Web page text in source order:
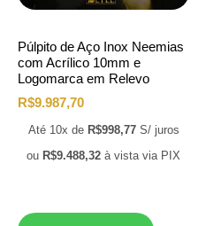
Púlpito de Aço Inox Neemias
com Acrílico 10mm e
Logomarca em Relevo
R$9.987,70
Até 10x de R$998,77 S/ juros
ou R$9.488,32 à vista via PIX